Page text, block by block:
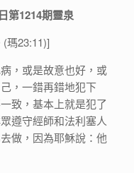
第1214期靈泉
瑪23:11)]
，或是故意也好，或
，一錯再錯地犯下
致，基本上就是犯了
遵守經師和法利塞人
做，因為耶穌說：他